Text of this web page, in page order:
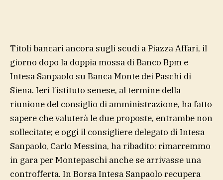
Titoli bancari ancora sugli scudi a Piazza Affari, il
giorno dopo la doppia mossa di Banco Bpm e
Intesa Sanpaolo su Banca Monte dei Paschi di
Siena. Ieri l’istituto senese, al termine della
riunione del consiglio di amministrazione, ha fatto
sapere che valuterà le due proposte, entrambe non
sollecitate; e oggi il consigliere delegato di Intesa
Sanpaolo, Carlo Messina, ha ribadito: rimarremmo
in gara per Montepaschi anche se arrivasse una
controfferta. In Borsa Intesa Sanpaolo recupera